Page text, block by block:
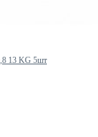
13 KG 5шт